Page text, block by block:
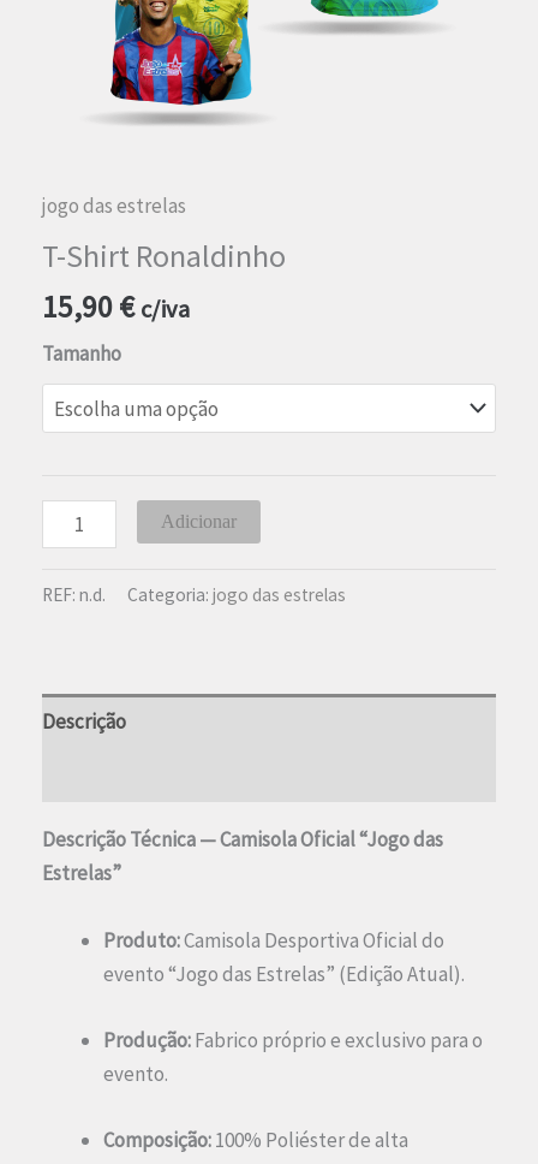
jogo das estrelas
T-Shirt Ronaldinho
15,90€ c/iva
Tamanho
Quantidade
de
T-
Adicionar
REF: n.d. Categoria: jogo das estrelas
Descrição
Descrição Técnica — Camisola Oficial “Jogo das
Estrelas”
Produto:Camisola Desportiva Oficial do
evento “Jogo das Estrelas” (Edição Atual).
Produção:Fabrico próprio e exclusivo para o
evento.
Composição:100% Poliéster de alta